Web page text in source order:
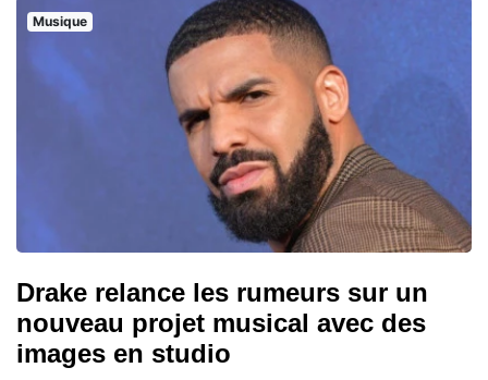
Musique
Drake relance les rumeurs sur un
nouveau projet musical avec des
images en studio